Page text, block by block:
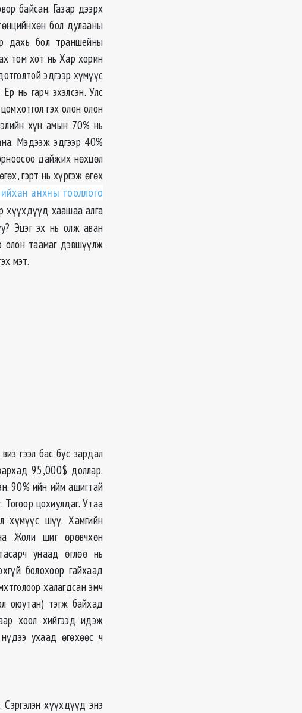
байсан. Газар дээрх
бол дулааны
дахь бол траншейны
том хот нь Хар хорин
эдгээр хүмүүс
нь гарч эхэлсэн. Улс
гэх олон олон
хүн амын 70% нь
Мэдээж эдгээр 40%
дайжих нөхцөл
гэрт нь хүргэж өгөх
анхны тооллого
хүүхдүүд хаашаа алга
Эцэг эх нь олж аван
олон таамаг дэвшүүлж
мэт.
гээл бас бус зардал
95,000$ доллар.
90% ийн ийм ашигтай
цохиулдаг. Утаа
хүмүүс шүү. Хамгийн
Жоли шиг өрөвчхөн
унаад өглөө нь
болохоор гайхаад
халагдсан эмч
оюутан) тэгж байхад
хоол хийгээд идэж
ухаад өгөхөөс ч
хүүхдүүд энэ